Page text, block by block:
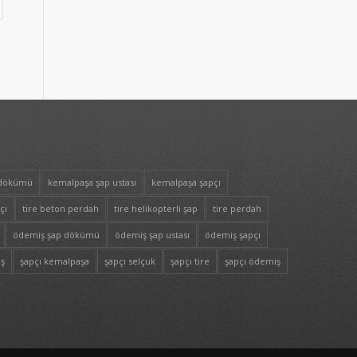
kemalpaşa şap ustası kemalpaşa şapçı
tire beton perdah tire helikopterli şap tire perdah
ödemiş şap dökümü ödemiş şap ustası ödemiş şapçı
şapçı kemalpaşa şapçı selçuk şapçı tire şapçı ödemiş